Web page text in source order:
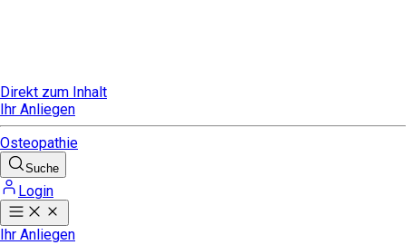
Direkt zum Inhalt
Ihr Anliegen
Osteopathie
Suche
Login
Ihr Anliegen